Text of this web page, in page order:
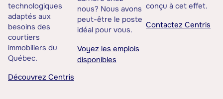
technologiques
adaptés aux
besoins des
courtiers
immobiliers du
Québec.
Découvrez Centris
nous? Nous avons
peut-être le poste
idéal pour vous.
Voyez les emplois
disponibles
conçu à cet effet.
Contactez Centris